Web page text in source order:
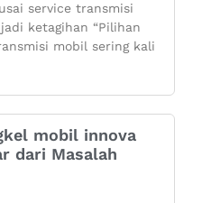
service transmisi
ketagihan “Pilihan
mobil sering kali
mobil innova
dari Masalah